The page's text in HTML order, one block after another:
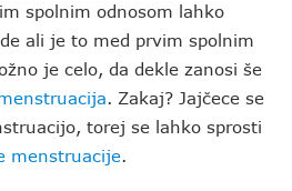
spolnim odnosom lahko
ali je to med prvim spolnim
je celo, da dekle zanosi še
. Zakaj? Jajčece se
torej se lahko sprosti
menstruacije.